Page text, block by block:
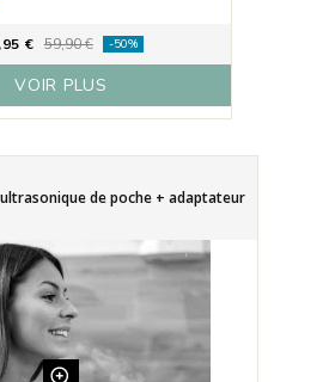
€ 59,90 € -50%
VOIR PLUS
de poche + adaptateur